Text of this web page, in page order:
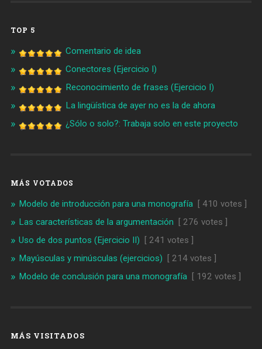
TOP 5
Comentario de idea
Conectores (Ejercicio I)
Reconocimiento de frases (Ejercicio I)
La lingüística de ayer no es la de ahora
¿Sólo o solo?: Trabaja solo en este proyecto
MÁS VOTADOS
Modelo de introducción para una monografía[ 410 votes ]
Las características de la argumentación [ 276 votes ]
Uso de dos puntos (Ejercicio II) [ 241 votes ]
Mayúsculas y minúsculas (ejercicios) [ 214 votes ]
Modelo de conclusión para una monografía[ 192 votes ]
MÁS VISITADOS